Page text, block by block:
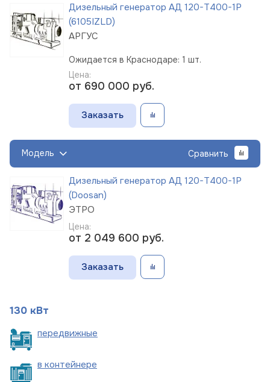
Дизельный генератор АД 120-Т400-1Р
(6105IZLD)
АРГУС
Ожидается в Краснодаре: 1 шт.
Цена:
от 690 000 руб.
Заказать
Модель Сравнить
Дизельный генератор АД 120-Т400-1Р
(Doosan)
ЭТРО
Цена:
от 2 049 600 руб.
Заказать
130 кВт
передвижные
в контейнере